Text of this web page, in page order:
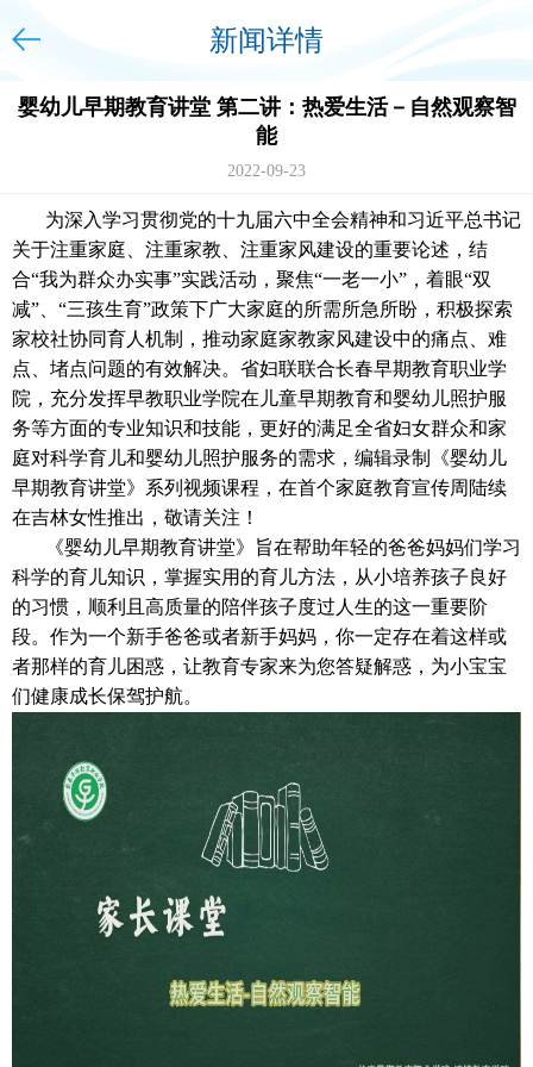
新闻详情
婴幼儿早期教育讲堂 第二讲：热爱生活－自然观察智
能
2022-09-23
为深入学习贯彻党的十九届六中全会精神和习近平总书记
关于注重家庭、注重家教、注重家风建设的重要论述，结
合“我为群众办实事”实践活动，聚焦“一老一小”，着眼“双
减”、“三孩生育”政策下广大家庭的所需所急所盼，积极探索
家校社协同育人机制，推动家庭家教家风建设中的痛点、难
点、堵点问题的有效解决。省妇联联合长春早期教育职业学
院，充分发挥早教职业学院在儿童早期教育和婴幼儿照护服
务等方面的专业知识和技能，更好的满足全省妇女群众和家
庭对科学育儿和婴幼儿照护服务的需求，编辑录制《婴幼儿
早期教育讲堂》系列视频课程，在首个家庭教育宣传周陆续
在吉林女性推出，敬请关注！
《婴幼儿早期教育讲堂》旨在帮助年轻的爸爸妈妈们学习
科学的育儿知识，掌握实用的育儿方法，从小培养孩子良好
的习惯，顺利且高质量的陪伴孩子度过人生的这一重要阶
段。作为一个新手爸爸或者新手妈妈，你一定存在着这样或
者那样的育儿困惑，让教育专家来为您答疑解惑，为小宝宝
们健康成长保驾护航。